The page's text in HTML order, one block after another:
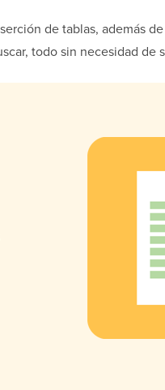
de tablas, además
todo sin necesidad de